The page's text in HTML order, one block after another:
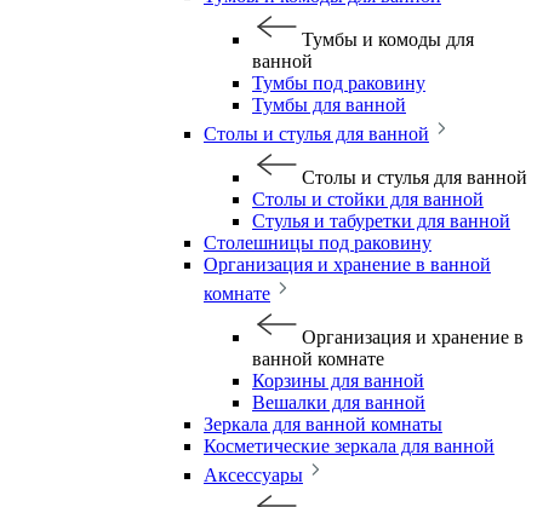
Тумбы и комоды для
ванной
Тумбы под раковину
Тумбы для ванной
Столы и стулья для ванной
Столы и стулья для ванной
Столы и стойки для ванной
Стулья и табуретки для ванной
Столешницы под раковину
Организация и хранение в ванной
комнате
Организация и хранение в
ванной комнате
Корзины для ванной
Вешалки для ванной
Зеркала для ванной комнаты
Косметические зеркала для ванной
Аксессуары